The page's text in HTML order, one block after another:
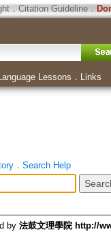
．Citation Guideline．
Lessons ． Links
． Search Help
by 法鼓文理學院 http://